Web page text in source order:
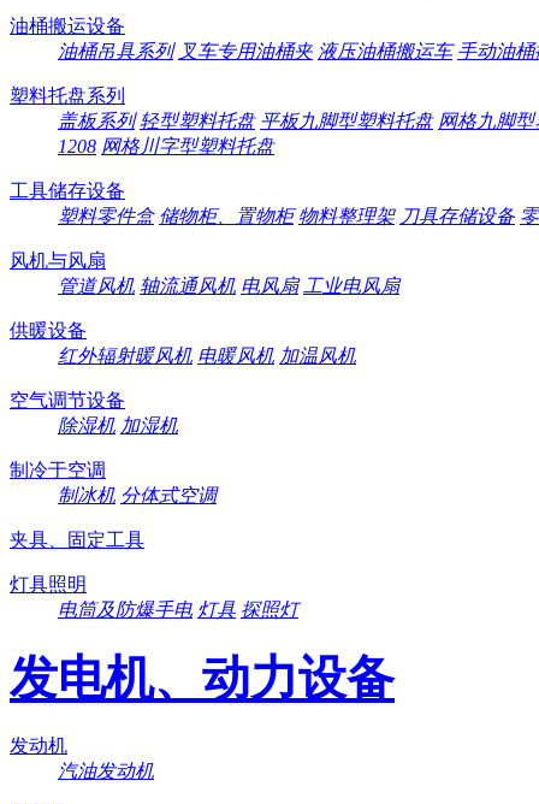
油桶搬运设备
油桶吊具系列 叉车专用油桶夹 液压油桶搬运车 手动油
塑料托盘系列
盖板系列 轻型塑料托盘 平板九脚型塑料托盘 网格九脚
1208 网格川字型塑料托盘
工具储存设备
塑料零件盒 储物柜、置物柜 物料整理架 刀具存储设备
风机与风扇
管道风机 轴流通风机 电风扇 工业电风扇
供暖设备
红外辐射暖风机 电暖风机 加温风机
空气调节设备
除湿机 加湿机
制冷于空调
制冰机 分体式空调
夹具、固定工具
灯具照明
电筒及防爆手电 灯具 探照灯
发电机、动力设备
发动机
汽油发动机